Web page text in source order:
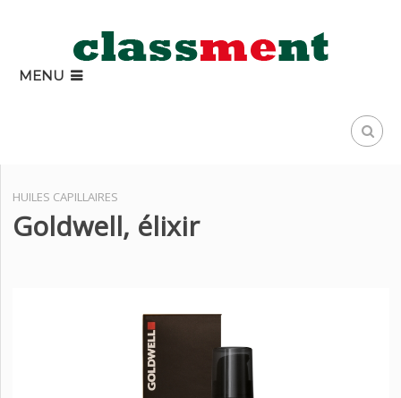
MENU
HUILES CAPILLAIRES
Goldwell, élixir